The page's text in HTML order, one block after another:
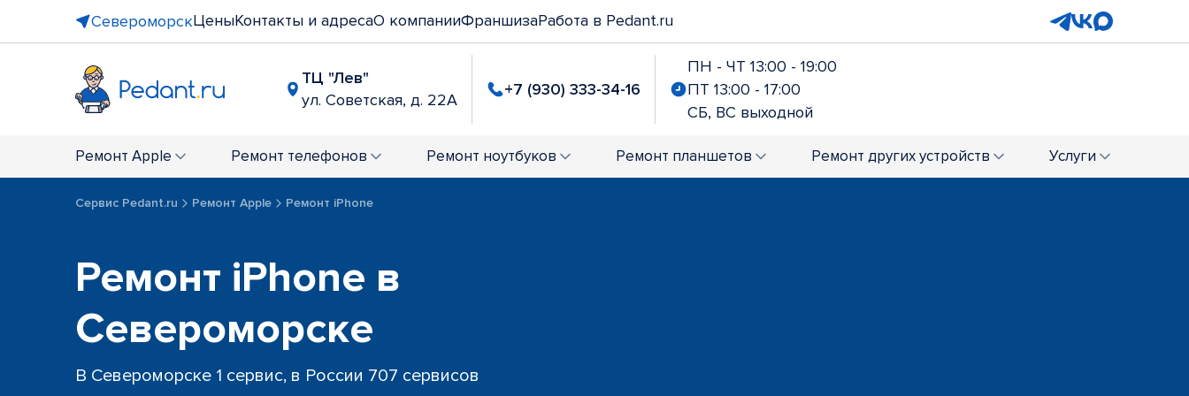
СевероморскЦеныКонтакты и адресаО компанииФраншизаРабота в Pedant.ru
ТЦ "Лев"
ул. Советская, д. 22А
+7 (930) 333-34-16
ПН - ЧТ 13:00 - 19:00
ПТ 13:00 - 17:00
СБ, ВС выходной
Ремонт Apple Ремонт телефонов Ремонт ноутбуков Ремонт планшетов Ремонт других устройств Услуги
Сервис Pedant.ru Ремонт Apple Ремонт iPhone
Ремонт iPhone в
Североморске
В Североморске 1 сервис, в России 707 сервисов